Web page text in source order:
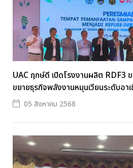
UAC ฤกษ์ดี เปิดโรงงานผลิต RDF3
ขยายธุรกิจพลังงานหมุนเวียนระดับอา
05 สิงหาคม 2568